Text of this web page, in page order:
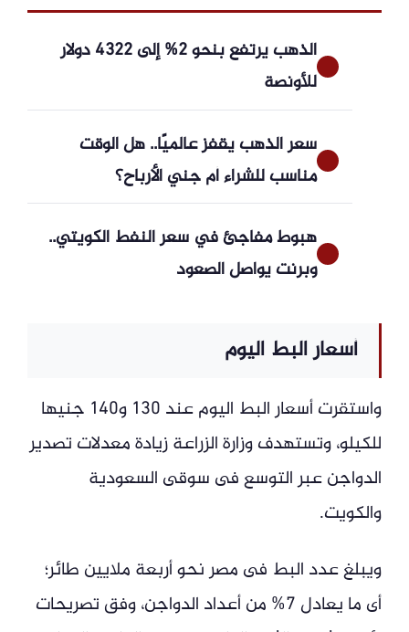
الذهب يرتفع بنحو 2% إلى 4322 دولار
للأونصة
سعر الذهب يقفز عالميًا.. هل الوقت
مناسب للشراء أم جني الأرباح؟
هبوط مفاجئ في سعر النفط الكويتي..
وبرنت يواصل الصعود
أسعار البط اليوم
واستقرت أسعار البط اليوم عند 130 و140 جنيها
للكيلو، وتستهدف وزارة الزراعة زيادة معدلات تصدير
الدواجن عبر التوسع فى سوقى السعودية
والكويت.
ويبلغ عدد البط فى مصر نحو أربعة ملايين طائر؛
أى ما يعادل 7% من أعداد الدواجن، وفق تصريحات